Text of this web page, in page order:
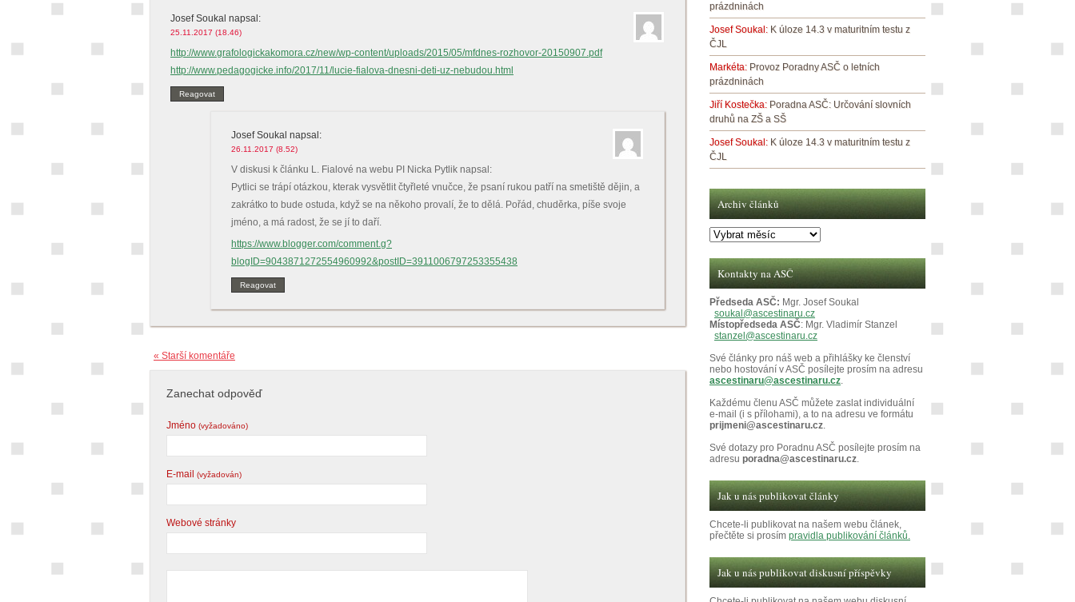
Josef Soukal napsal:
25.11.2017 (18.46)
http://www.grafologickakomora.cz/new/wp-content/uploads/2015/05/mfdnes-rozhovor-20150907.pdf
http://www.pedagogicke.info/2017/11/lucie-fialova-dnesni-deti-uz-nebudou.html
Reagovat
Josef Soukal napsal:
26.11.2017 (8.52)
V diskusi k článku L. Fialové na webu PI Nicka Pytlik napsal:
Pytlici se trápí otázkou, kterak vysvětlit čtyřleté vnučce, že psaní rukou patří na smetiště dějin, a
zakrátko to bude ostuda, když se na někoho provalí, že to dělá. Pořád, chuděrka, píše svoje
jméno, a má radost, že se jí to daří.
https://www.blogger.com/comment.g?
blogID=9043871272554960992&postID=3911006797253355438
Reagovat
« Starší komentáře
Zanechat odpověď
Jméno (vyžadováno)
E-mail (vyžadován)
Webové stránky
prázdninách
Josef Soukal: K úloze 14.3 v maturitním testu z
ČJL
Markéta: Provoz Poradny ASČ o letních
prázdninách
Jiří Kostečka: Poradna ASČ: Určování slovních
druhů na ZŠ a SŠ
Josef Soukal: K úloze 14.3 v maturitním testu z
ČJL
Archiv článků
Archiv
článků
Kontakty na ASČ
Předseda ASČ: Mgr. Josef Soukal
soukal@ascestinaru.cz
Místopředseda ASČ: Mgr. Vladimír Stanzel
stanzel@ascestinaru.cz
Své články pro náš web a přihlášky ke členství
nebo hostování v ASČ posílejte prosím na adresu
ascestinaru@ascestinaru.cz.
Každému členu ASČ můžete zaslat individuální
e-mail (i s přílohami), a to na adresu ve formátu
prijmeni@ascestinaru.cz.
Své dotazy pro Poradnu ASČ posílejte prosím na
adresu poradna@ascestinaru.cz.
Jak u nás publikovat články
Chcete-li publikovat na našem webu článek,
přečtěte si prosím pravidla publikování článků.
Jak u nás publikovat diskusní příspěvky